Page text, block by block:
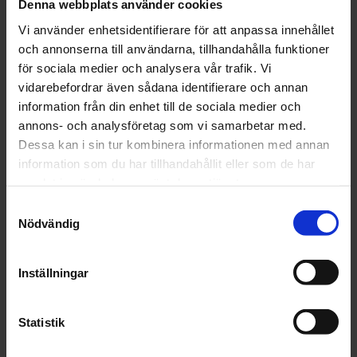
Denna webbplats använder cookies
Vi använder enhetsidentifierare för att anpassa innehållet
och annonserna till användarna, tillhandahålla funktioner
för sociala medier och analysera vår trafik. Vi
vidarebefordrar även sådana identifierare och annan
information från din enhet till de sociala medier och
annons- och analysföretag som vi samarbetar med.
Dessa kan i sin tur kombinera informationen med annan
information som du har tillhandahållit eller som de har
Nödvändig
Inställningar
Statistik
st Köp
3M
Dubbelhäftande
x 20m
589 kr
Teroson
Köp